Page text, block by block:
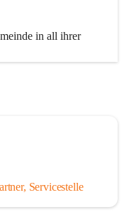
in all ihrer
der
Gemeinde, die
und St. Katharein
Servicestelle